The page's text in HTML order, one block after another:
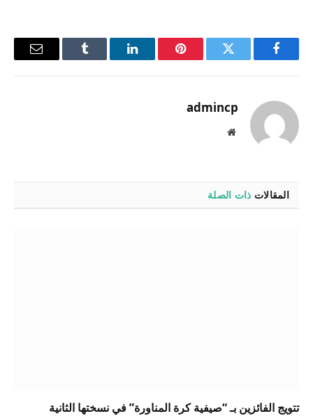
فيسبوك تويتر بينتيريستلينكدإن Tumblr
البريد
admincp
موقع
المقالات ذات الصلة
تتويج الفائزين بـ “صيفية كرة المناورة” في نسختها الثانية